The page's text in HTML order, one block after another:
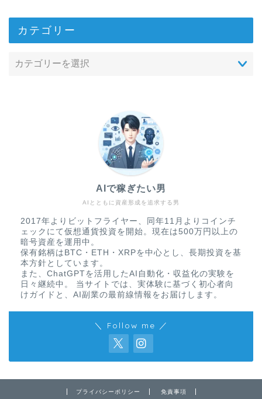
カテゴリー
AIとともに資産形成を追求する男
AIで稼ぎたい男
2017年よりビットフライヤー、同年11月よりコインチ
ェックにて仮想通貨投資を開始。現在は500万円以上の
暗号資産を運用中。
保有銘柄はBTC・ETH・XRPを中心とし、長期投資を基
本方針としています。
また、ChatGPTを活用したAI自動化・収益化の実験を
日々継続中。 当サイトでは、実体験に基づく初心者向
けガイドと、AI副業の最前線情報をお届けします。
＼ Follow me ／
プライバシーポリシー 免責事項
免責事項